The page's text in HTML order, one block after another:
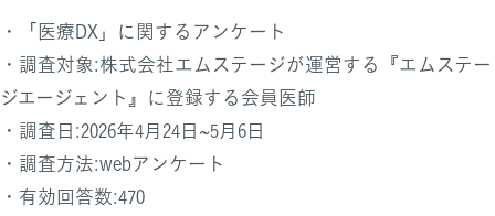
・「医療DX」に関するアンケート
・調査対象:株式会社エムステージが運営する『エムステー
ジエージェント』に登録する会員医師
・調査日:2026年4月24日~5月6日
・調査方法:webアンケート
・有効回答数:470